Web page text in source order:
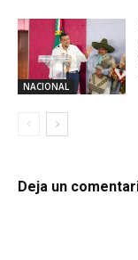
NACIONAL
Deja un